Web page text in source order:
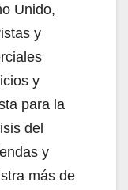
Unido,
y
y
para la
del
y
más de